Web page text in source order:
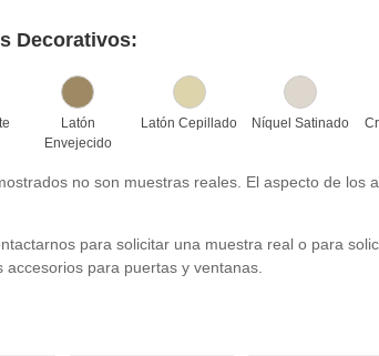
Decorativos:
Latón
Envejecido
Latón Cepillado Níquel Satinado
no son muestras reales. El aspecto de
para solicitar una muestra real o para
accesorios para puertas y ventanas.